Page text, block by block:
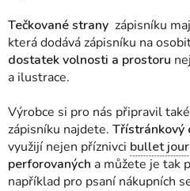
Tečkované strany zápisníku
která dodává zápisníku na
dostatek volnosti a prostoru
a ilustrace.
Výrobce si pro nás připravil
zápisníku najdete. Třístránkový
využijí nejen příznivci bullet
perforovaných a můžete je tak
například pro psaní nákupních